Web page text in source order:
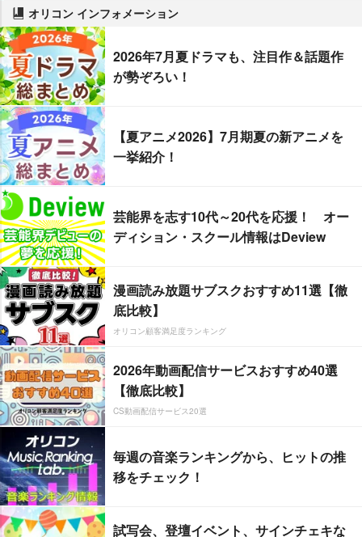
オリコン インフォメーション
2026年7月夏ドラマも、注目作＆話題作
が勢ぞろい！
【夏アニメ2026】7月期夏の新アニメを
一挙紹介！
芸能界を志す10代～20代を応援！ オー
ディション・スクール情報はDeview
漫画読み放題サブスクおすすめ11選【徹
底比較】
オリコン顧客満足度ランキング
2026年動画配信サービスおすすめ40選
【徹底比較】
CS動画配信サービス20選
毎週の音楽ランキングから、ヒットの推
移をチェック！
試写会、登壇イベント、サインチェキな